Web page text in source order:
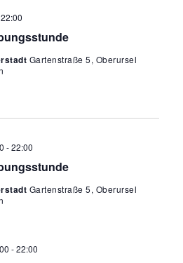
s
h
n
22:00
Gartenstraße 5, Oberursel
-22:00
Gartenstraße 5, Oberursel
-22:00